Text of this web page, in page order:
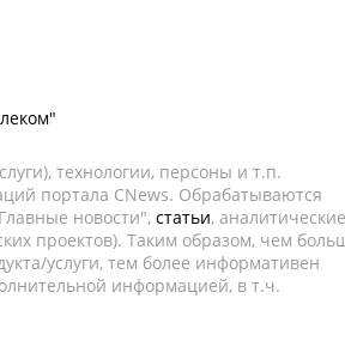
технологии, персоны и т.п.
портала CNews. Обрабатываются
новости", статьи, аналитические
проектов). Таким образом, чем
услуги, тем более информативен
информацией, в т.ч.